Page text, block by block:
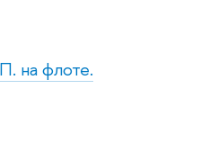
на флоте.